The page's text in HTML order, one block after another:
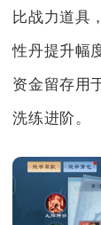
比战力道具
性丹提升幅
资金留存用
洗练进阶。